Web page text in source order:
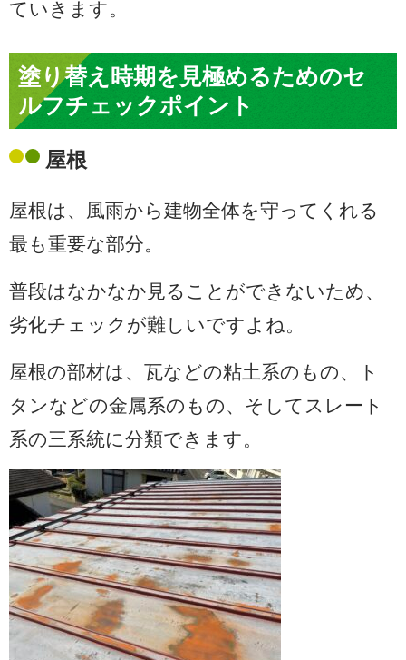
ていきます。
塗り替え時期を見極めるためのセ
ルフチェックポイント
屋根
屋根は、風雨から建物全体を守ってくれる
最も重要な部分。
普段はなかなか見ることができないため、
劣化チェックが難しいですよね。
屋根の部材は、瓦などの粘土系のもの、ト
タンなどの金属系のもの、そしてスレート
系の三系統に分類できます。